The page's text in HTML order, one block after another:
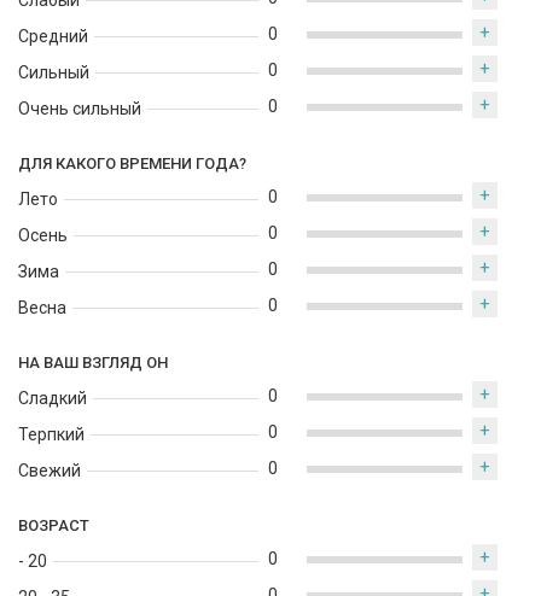
Средний
Сильный
Очень сильный
0 +
0 +
0 +
ДЛЯ КАКОГО ВРЕМЕНИ ГОДА?
Лето
Осень
Зима
Весна
0 +
0 +
0 +
0 +
НА ВАШ ВЗГЛЯД ОН
Сладкий
Терпкий
Свежий
0 +
0 +
0 +
ВОЗРАСТ
- 20
0 +